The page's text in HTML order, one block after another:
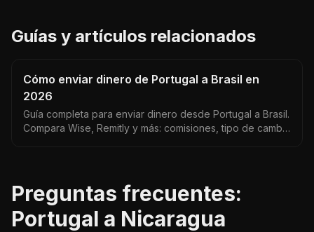
Guías y artículos relacionados
Cómo enviar dinero de Portugal a Brasil en
2026
Guía completa para enviar dinero desde Portugal a Brasil.
Compara Wise, Remitly y más: comisiones, tipo de cambio
Preguntas frecuentes:
Portugal a Nicaragua